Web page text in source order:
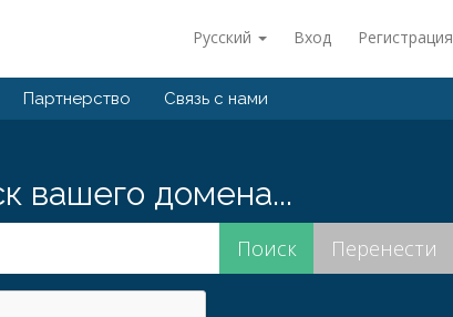
Русский Вход Регистрация
Партнерство Связь с нами
вашего домена...